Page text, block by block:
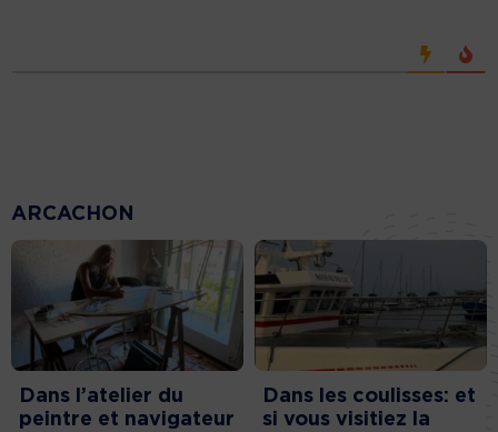
ARCACHON
Dans l’atelier du
peintre et navigateur
Dans les coulisses: et
si vous visitiez la